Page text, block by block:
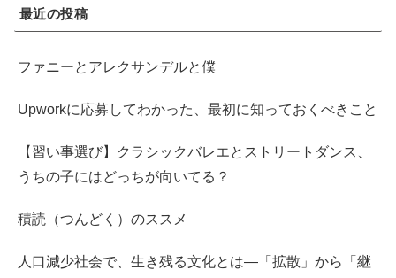
最近の投稿
ファニーとアレクサンデルと僕
Upworkに応募してわかった、最初に知っておくべきこと
【習い事選び】クラシックバレエとストリートダンス、
うちの子にはどっちが向いてる？
積読（つんどく）のススメ
人口減少社会で、生き残る文化とは―「拡散」から「継